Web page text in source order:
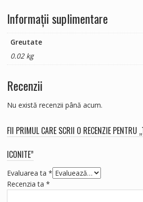
Informații suplimentare
Greutate
0.02 kg
Recenzii
Nu există recenzii până acum.
FII PRIMUL CARE SCRII O RECENZIE PENTRU
ICONITE”
Evaluarea ta *
Recenzia ta *